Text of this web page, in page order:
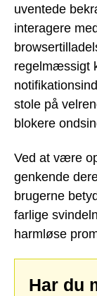
uventede
interagere
regelmæssigt
stole på
blokere
Ved at være
genkende
brugerne
farlige
harmløse
Har du